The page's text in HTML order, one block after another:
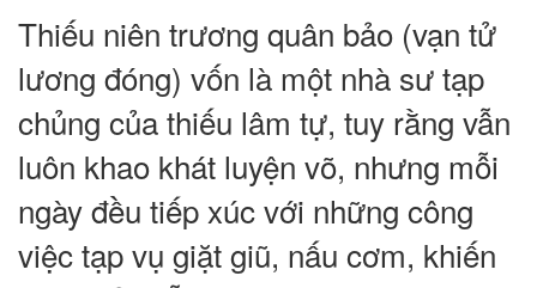
Thiếu niên trương quân bảo (vạn tử
lương đóng) vốn là một nhà sư tạp
chủng của thiếu lâm tự, tuy rằng vẫn
luôn khao khát luyện võ, nhưng mỗi
ngày đều tiếp xúc với những công
việc tạp vụ giặt giũ, nấu cơm, khiến